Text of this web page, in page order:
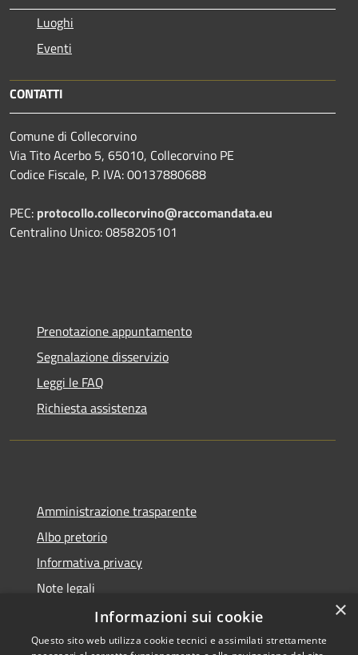
Luoghi
Eventi
CONTATTI
Comune di Collecorvino
Via Tito Acerbo 5, 65010, Collecorvino PE
Codice Fiscale, P. IVA: 00137880688
PEC: protocollo.collecorvino@raccomandata.eu
Centralino Unico: 0858205101
Prenotazione appuntamento
Segnalazione disservizio
Leggi le FAQ
Richiesta assistenza
Amministrazione trasparente
Albo pretorio
Informativa privacy
Note legali
Dichiarazione di accessibilità
×
Informazioni sui cookie
Questo sito web utilizza cookie tecnici e assimilati strettamente